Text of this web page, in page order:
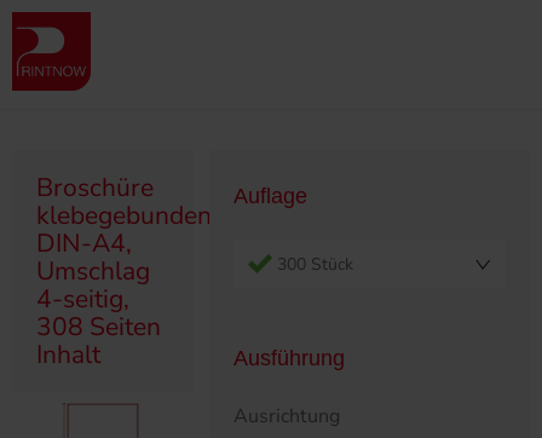
Produktübersicht
Broschüre klebegebunden, DIN-A4, Umschlag 4-seitig, 308 Seiten
Inhalt
Broschüre
klebegebunden,
DIN-A4,
Umschlag
4-seitig,
308 Seiten
Inhalt
Auflage
300 Stück
Ausführung
Ausrichtung